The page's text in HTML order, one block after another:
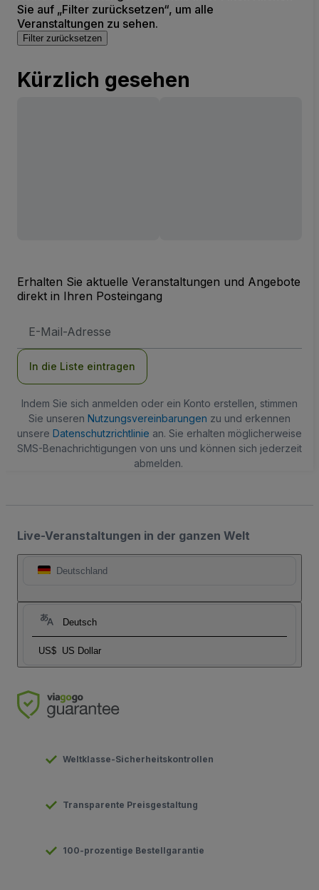
Sie auf „Filter zurücksetzen“, um alle
Veranstaltungen zu sehen.
Filter zurücksetzen
Kürzlich gesehen
Erhalten Sie aktuelle Veranstaltungen und Angebote
direkt in Ihren Posteingang
Mail-
In die Liste eintragen
Indem Sie sich anmelden oder ein Konto erstellen, stimmen
Sie unseren Nutzungsvereinbarungen zu und erkennen
unsere Datenschutzrichtlinie an. Sie erhalten möglicherweise
SMS-Benachrichtigungen von uns und können sich jederzeit
abmelden.
Live-Veranstaltungen in der ganzen Welt
Deutschland
Deutsch
US$ US Dollar
Weltklasse-Sicherheitskontrollen
Transparente Preisgestaltung
100-prozentige Bestellgarantie